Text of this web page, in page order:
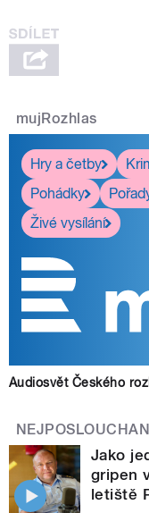
mujRozhlas
Hry a četby
Pohádky
Živé vysílání
Audiosvět Českého
Jako
gripen
letiště